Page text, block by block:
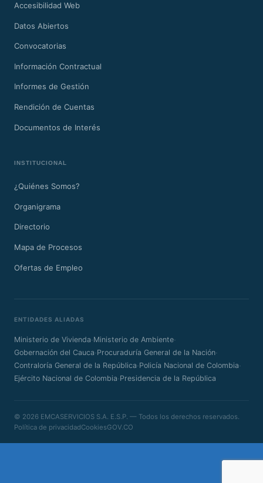
Accesibilidad Web
Datos Abiertos
Convocatorias
Información Contractual
Informes de Gestión
Rendición de Cuentas
Documentos de Interés
INSTITUCIONAL
¿Quiénes Somos?
Organigrama
Directorio
Mapa de Procesos
Ofertas de Empleo
ENTIDADES ALIADAS
Ministerio de Vivienda·Ministerio de Ambiente·
Gobernación del Cauca·Procuraduría General de la Nación·
Contraloría General de la República·Policía Nacional de Colombia·
Ejército Nacional de Colombia·Presidencia de la República
© 2026 EMCASERVICIOS S.A. E.S.P. — Todos los derechos reservados.
Política de privacidadCookiesGOV.CO